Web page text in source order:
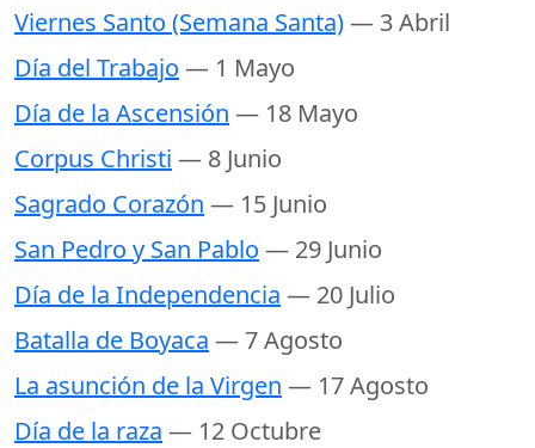
Viernes Santo (Semana Santa)— 3 Abril
Día del Trabajo — 1 Mayo
Día de la Ascensión — 18 Mayo
Corpus Christi — 8 Junio
Sagrado Corazón — 15 Junio
San Pedro y San Pablo — 29 Junio
Día de la Independencia — 20 Julio
Batalla de Boyaca — 7 Agosto
La asunción de la Virgen — 17 Agosto
Día de la raza — 12 Octubre